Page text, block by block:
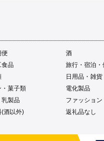
便
酒
食品
旅行・宿泊・
日用品・雑貨
・菓子類
電化製品
乳製品
ファッション
(酒以外) 返礼品なし